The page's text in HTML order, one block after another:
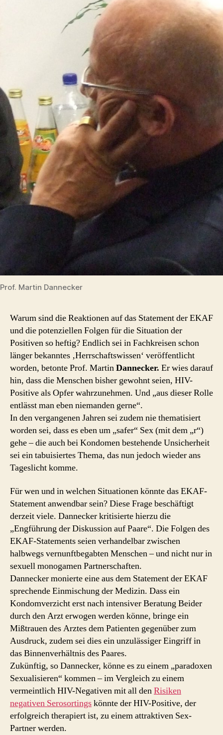
Prof. Martin Dannecker
Warum sind die Reaktionen auf das Statement der EKAF
und die potenziellen Folgen für die Situation der
Positiven so heftig? Endlich sei in Fachkreisen schon
länger bekanntes ‚Herrschaftswissen‘ veröffentlicht
worden, betonte Prof. MartinDannecker. Er wies darauf
hin, dass die Menschen bisher gewohnt seien, HIV-
Positive als Opfer wahrzunehmen. Und „aus dieser Rolle
entlässt man eben niemanden gerne“.
In den vergangenen Jahren sei zudem nie thematisiert
worden sei, dass es eben um „safer“ Sex (mit dem „r“)
gehe – die auch bei Kondomen bestehende Unsicherheit
sei ein tabuisiertes Thema, das nun jedoch wieder ans
Tageslicht komme.
Für wen und in welchen Situationen könnte das EKAF-
Statement anwendbar sein? Diese Frage beschäftigt
derzeit viele. Dannecker kritisierte hierzu die
„Engführung der Diskussion auf Paare“. Die Folgen des
EKAF-Statements seien verhandelbar zwischen
halbwegs vernunftbegabten Menschen – und nicht nur in
sexuell monogamen Partnerschaften.
Dannecker monierte eine aus dem Statement der EKAF
sprechende Einmischung der Medizin. Dass ein
Kondomverzicht erst nach intensiver Beratung Beider
durch den Arzt erwogen werden könne, bringe ein
Mißtrauen des Arztes dem Patienten gegenüber zum
Ausdruck, zudem sei dies ein unzulässiger Eingriff in
das Binnenverhältnis des Paares.
Zukünftig, so Dannecker, könne es zu einem „paradoxen
Sexualisieren“ kommen – im Vergleich zu einem
vermeintlich HIV-Negativen mit all denRisiken
negativen Serosortingskönnte der HIV-Positive, der
erfolgreich therapiert ist, zu einem attraktiven Sex-
Partner werden.